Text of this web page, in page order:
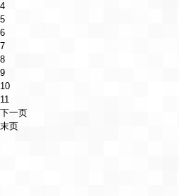
4
5
6
7
8
9
10
11
下一页
末页